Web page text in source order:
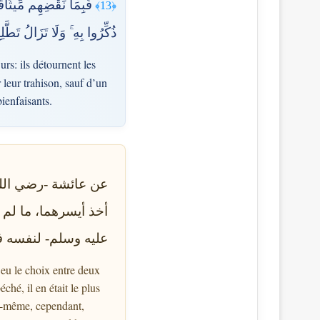
﴿13﴾
فَبِمَا نَقْضِهِم
ذُكِّرُوا بِهِ ۚ وَلَا تَزَالُ
ils détournent les
trahison, sauf d’un
عن عائشة -رضي
أخذ أيسرهما، ما
عليه وسلم- لنفسه
le choix entre deux
il en était le plus
cependant,